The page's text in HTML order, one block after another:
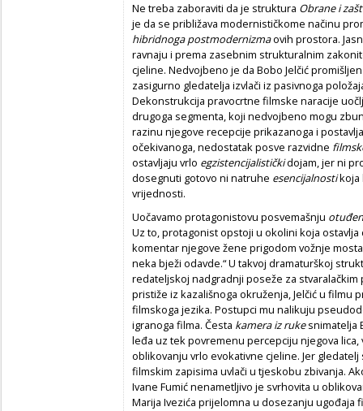
Ne treba zaboraviti da je struktura Obrane i
je da se približava modernističkome načinu
hibridnoga postmodernizmaovih prostora.
ravnaju i prema zasebnim strukturalnim
cjeline. Nedvojbeno je da Bobo Jelčić
zasigurno gledatelja izvlači iz pasivnoga
Dekonstrukcija pravocrtne filmske naracije
drugoga segmenta, koji nedvojbeno mogu
razinu njegove recepcije prikazanoga i
očekivanoga, nedostatak posve razvidne
ostavljaju vrlo egzistencijalističkidojam, jer ni
dosegnuti gotovo ni natruhe esencijalnostikoja
vrijednosti.
Uočavamo protagonistovu posvemašnju
Uz to, protagonist opstoji u okolini koja
komentar njegove žene prigodom vožnje
neka bježi odavde.“ U takvoj dramaturškoj
redateljskoj nadgradnji poseže za
pristiže iz kazališnoga okruženja, Jelčić u filmu
filmskoga jezika. Postupci mu nalikuju
igranoga filma. Česta kamera iz rukesnimatelja
leđa uz tek povremenu percepciju njegova
oblikovanju vrlo evokativne cjeline. Jer
filmskim zapisima uvlači u tjeskobu zbivanja.
Ivane Fumić nenametljivo je svrhovita u
Marija Ivezića prijelomna u dosezanju ugođaja